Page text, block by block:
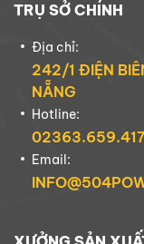
TRỤ SỞ CHÍNH
Địa chỉ:
242/1 ĐIỆN
NẴNG
Hotline:
02363.659.417
Email: